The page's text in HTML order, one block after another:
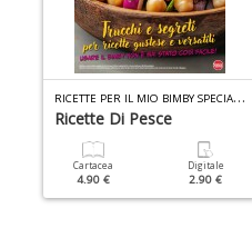
R
ICETTE PER IL MIO BIMBY SPECIALE N.10
Ricette Di Pesce
Cartacea
4.90 €
Digitale
2.90 €